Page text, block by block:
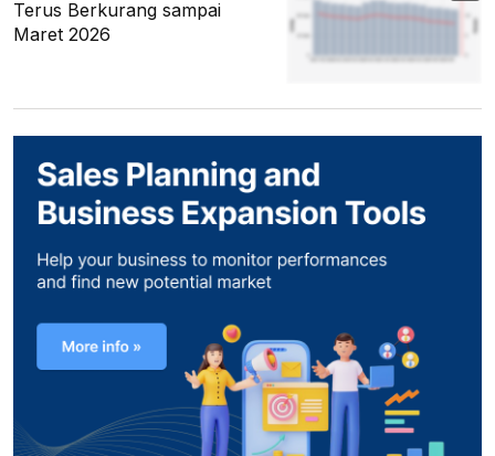
Terus Berkurang sampai
Maret 2026